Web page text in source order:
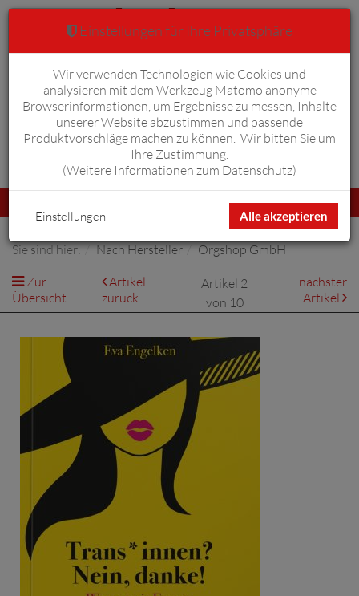
Anmelden Warenkorb 0
umschalten
Sie sind hier: Nach Hersteller
Orgshop GmbH
Zur
Übersicht
Artikel
zurück
Artikel 2
von 10
nächster
Artikel
Einstellungen für Ihre Privatsphäre
Wir verwenden Technologien wie Cookies und
analysieren mit dem Werkzeug Matomo anonyme
Browserinformationen, um Ergebnisse zu messen, Inhalte
unserer Website abzustimmen und passende
Produktvorschläge machen zu können. Wir bitten Sie um
Ihre Zustimmung.
(Weitere Informationen zum Datenschutz)
Alle akzeptieren
Einstellungen